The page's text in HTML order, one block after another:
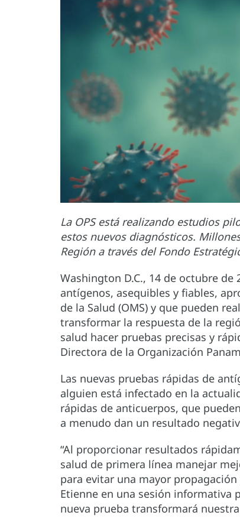
La OPS está realizando estudios
estos nuevos diagnósticos.
Región a través del Fondo
Washington D.C., 14 de octubre de
antígenos, asequibles y fiables,
de la Salud (OMS) y que pueden
transformar la respuesta de la
salud hacer pruebas precisas y
Directora de la Organización
Las nuevas pruebas rápidas de
alguien está infectado en la
rápidas de anticuerpos, que
a menudo dan un resultado
“Al proporcionar resultados
salud de primera línea manejar
para evitar una mayor
Etienne en una sesión informativa
nueva prueba transformará